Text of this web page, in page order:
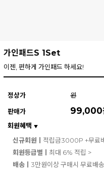
가인패드S 1Set
이젠, 편하게 가인패드 하세요!
정상가
원
판매가
99,000
회원혜택 ▼
신규회원ㅣ 적립금3000P +무료
회원등급별ㅣ 최대 6% 적립 >
배송ㅣ 3만원이상 구매시 무료배송